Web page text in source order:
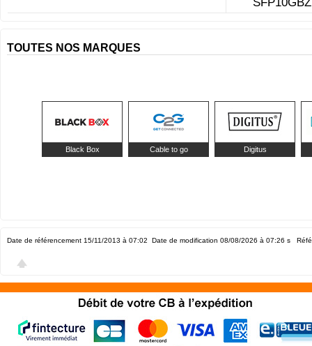
TOUTES NOS MARQUES
Black Box Cable to go Digitus
Date de référencement 15/11/2013 à 07:02 Date de modification 08/08/2026 à 07:26 s